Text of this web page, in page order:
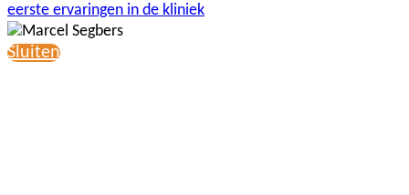
eerste ervaringen in de kliniek
Sluiten